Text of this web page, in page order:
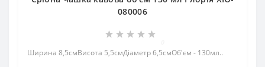
080006
Ширина 8,5смВисота 5,5смДіаметр 6,5смОб'єм - 130мл..